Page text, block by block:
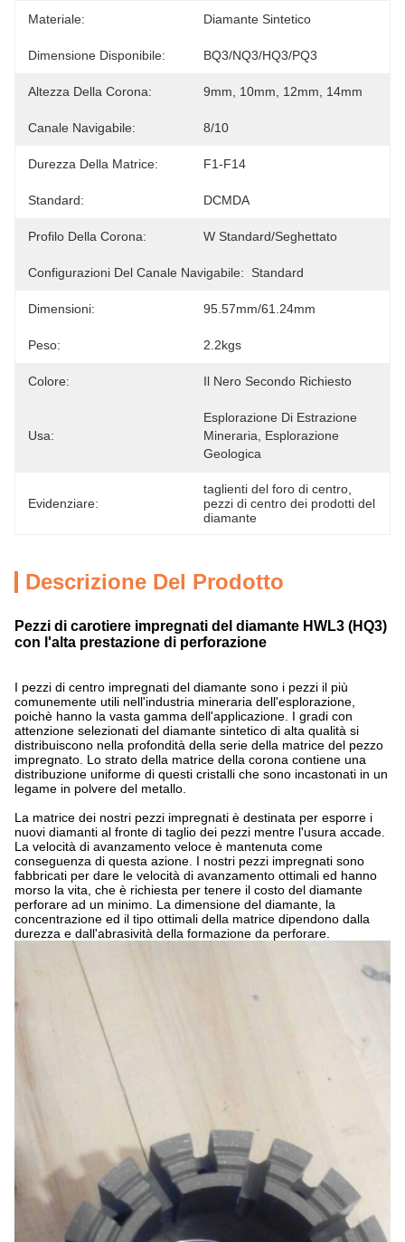
Materiale: Diamante Sintetico
Dimensione Disponibile: BQ3/NQ3/HQ3/PQ3
Altezza Della Corona: 9mm, 10mm, 12mm, 14mm
Canale Navigabile: 8/10
Durezza Della Matrice: F1-F14
Standard: DCMDA
Profilo Della Corona: W Standard/seghettato
Configurazioni Del Canale Navigabile: Standard
Dimensioni: 95.57mm/61.24mm
Peso: 2.2kgs
Colore: Il Nero Secondo Richiesto
Usa:
Esplorazione Di Estrazione
Mineraria, Esplorazione
Geologica
Evidenziare:
taglienti del foro di centro
pezzi di centro dei prodotti del
diamante
Descrizione Del Prodotto
Pezzi di carotiere impregnati del diamante HWL3 (HQ3)
con l'alta prestazione di perforazione
I pezzi di centro impregnati del diamante sono i pezzi il più
comunemente utili nell'industria mineraria dell'esplorazione,
poichè hanno la vasta gamma dell'applicazione. I gradi con
attenzione selezionati del diamante sintetico di alta qualità si
distribuiscono nella profondità della serie della matrice del pezzo
impregnato. Lo strato della matrice della corona contiene una
distribuzione uniforme di questi cristalli che sono incastonati in un
legame in polvere del metallo.
La matrice dei nostri pezzi impregnati è destinata per esporre i
nuovi diamanti al fronte di taglio dei pezzi mentre l'usura accade.
La velocità di avanzamento veloce è mantenuta come
conseguenza di questa azione. I nostri pezzi impregnati sono
fabbricati per dare le velocità di avanzamento ottimali ed hanno
morso la vita, che è richiesta per tenere il costo del diamante
perforare ad un minimo. La dimensione del diamante, la
concentrazione ed il tipo ottimali della matrice dipendono dalla
durezza e dall'abrasività della formazione da perforare.